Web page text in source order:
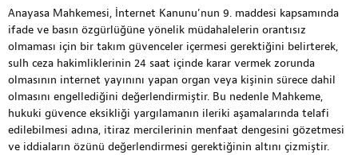
Anayasa Mahkemesi, İnternet Kanunu’nun 9. maddesi kapsamında
ifade ve basın özgürlüğüne yönelik müdahalelerin orantısız
olmaması için bir takım güvenceler içermesi gerektiğini belirterek,
sulh ceza hakimliklerinin 24 saat içinde karar vermek zorunda
olmasının internet yayınını yapan organ veya kişinin sürece dahil
olmasını engellediğini değerlendirmiştir. Bu nedenle Mahkeme,
hukuki güvence eksikliği yargılamanın ileriki aşamalarında telafi
edilebilmesi adına, itiraz mercilerinin menfaat dengesini gözetmesi
ve iddiaların özünü değerlendirmesi gerektiğinin altını çizmiştir.